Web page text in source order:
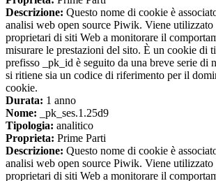
Descrizione: Questo nome di cookie è
analisi web open source Piwik. Viene utilizzato
proprietari di siti Web a monitorare il
misurare le prestazioni del sito. È un cookie di
prefisso _pk_id è seguito da una breve serie di
si ritiene sia un codice di riferimento per il
cookie.
Durata: 1 anno
Nome: _pk_ses.1.25d9
Tipologia: analitico
Proprieta: Prime Parti
Descrizione: Questo nome di cookie è
analisi web open source Piwik. Viene utilizzato
proprietari di siti Web a monitorare il